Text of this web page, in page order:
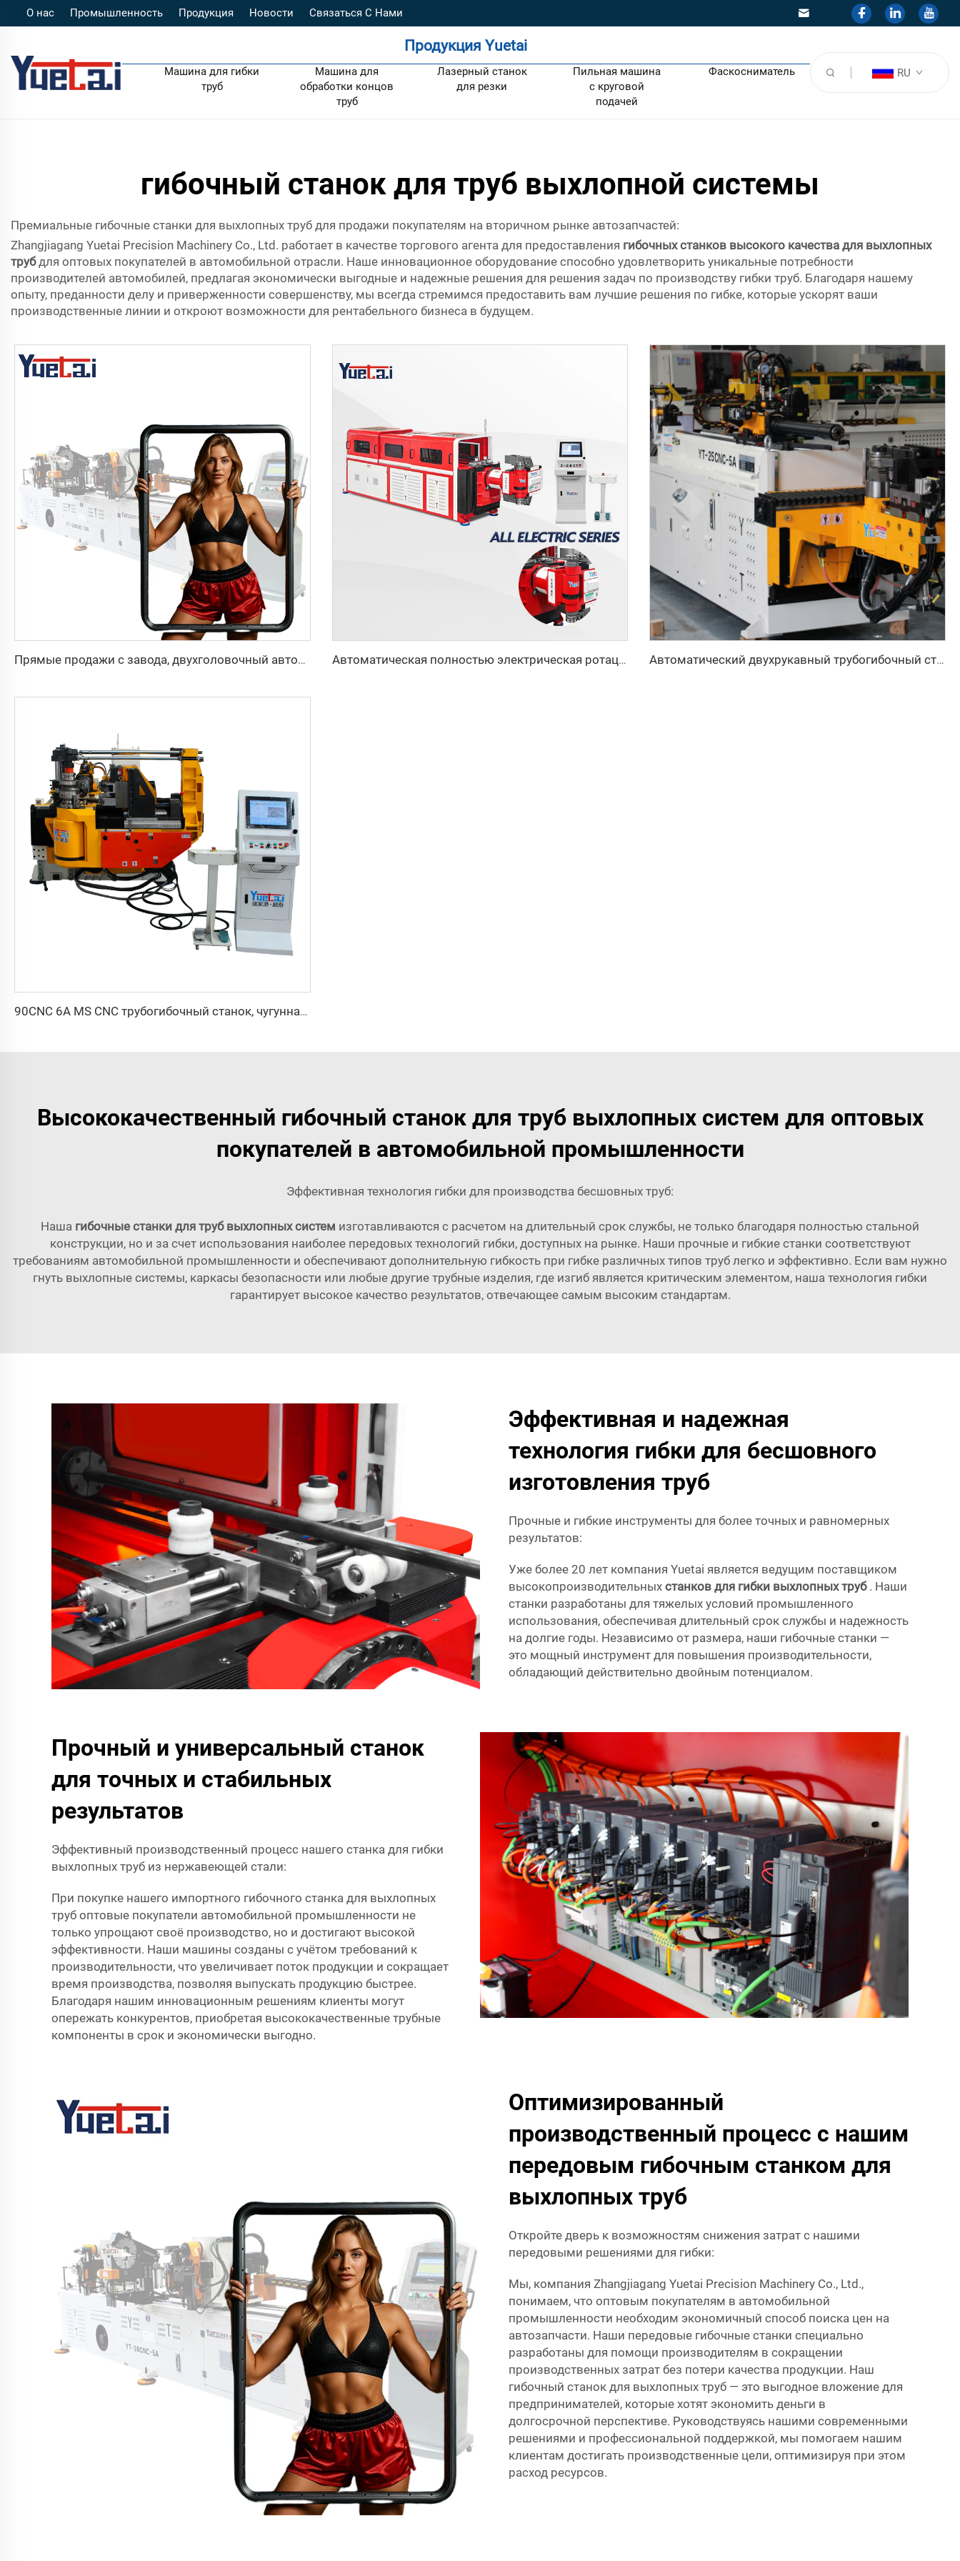
О нас Промышленность Продукция Новости Связаться С Нами
Продукция Yuetai
Машина для гибки
труб
Машина для
обработки концов
труб
Лазерный станок
для резки
Пильная машина
с круговой
подачей
Фаскосниматель RU
гибочный станок для труб выхлопной системы
Премиальные гибочные станки для выхлопных труб для продажи покупателям на вторичном рынке автозапчастей:
Zhangjiagang Yuetai Precision Machinery Co., Ltd. работает в качестве торгового агента для предоставления гибочных станков высокого качества для выхлопных
трубдля оптовых покупателей в автомобильной отрасли. Наше инновационное оборудование способно удовлетворить уникальные потребности
производителей автомобилей, предлагая экономически выгодные и надежные решения для решения задач по производству гибки труб. Благодаря нашему
опыту, преданности делу и приверженности совершенству, мы всегда стремимся предоставить вам лучшие решения по гибке, которые ускорят ваши
производственные линии и откроют возможности для рентабельного бизнеса в будущем.
Прямые продажи с завода, двухголовочный автоматический гидравлический трубогибочный станок с ЧПУ, станок для гибки труб из углеродистой стали Автоматическая полностью электрическая ротационная двусторонняя гибочная машина серии CNC для металлических стальных труб, трубогибочные станки Автоматический двухрукавный трубогибочный станок CNC одновременная двухсторонняя система формовки труб для выхлопных систем и перил
90CNC 6A MS CNC трубогибочный станок, чугунная квадратная трубогибочная машина с двигателем для алюминия и нержавеющей латунной трубы
Высококачественный гибочный станок для труб выхлопных систем для оптовых
покупателей в автомобильной промышленности
Эффективная технология гибки для производства бесшовных труб:
Наша гибочные станки для труб выхлопных систем изготавливаются с расчетом на длительный срок службы, не только благодаря полностью стальной
конструкции, но и за счет использования наиболее передовых технологий гибки, доступных на рынке. Наши прочные и гибкие станки соответствуют
требованиям автомобильной промышленности и обеспечивают дополнительную гибкость при гибке различных типов труб легко и эффективно. Если вам нужно
гнуть выхлопные системы, каркасы безопасности или любые другие трубные изделия, где изгиб является критическим элементом, наша технология гибки
гарантирует высокое качество результатов, отвечающее самым высоким стандартам.
Эффективная и надежная
технология гибки для бесшовного
изготовления труб
Прочные и гибкие инструменты для более точных и равномерных
результатов:
Уже более 20 лет компания Yuetai является ведущим поставщиком
высокопроизводительных станков для гибки выхлопных труб . Наши
станки разработаны для тяжелых условий промышленного
использования, обеспечивая длительный срок службы и надежность
на долгие годы. Независимо от размера, наши гибочные станки —
это мощный инструмент для повышения производительности,
обладающий действительно двойным потенциалом.
Прочный и универсальный станок
для точных и стабильных
результатов
Эффективный производственный процесс нашего станка для гибки
выхлопных труб из нержавеющей стали:
При покупке нашего импортного гибочного станка для выхлопных
труб оптовые покупатели автомобильной промышленности не
только упрощают своё производство, но и достигают высокой
эффективности. Наши машины созданы с учётом требований к
производительности, что увеличивает поток продукции и сокращает
время производства, позволяя выпускать продукцию быстрее.
Благодаря нашим инновационным решениям клиенты могут
опережать конкурентов, приобретая высококачественные трубные
компоненты в срок и экономически выгодно.
Оптимизированный
производственный процесс с нашим
передовым гибочным станком для
выхлопных труб
Откройте дверь к возможностям снижения затрат с нашими
передовыми решениями для гибки:
Мы, компания Zhangjiagang Yuetai Precision Machinery Co., Ltd.,
понимаем, что оптовым покупателям в автомобильной
промышленности необходим экономичный способ поиска цен на
автозапчасти. Наши передовые гибочные станки специально
разработаны для помощи производителям в сокращении
производственных затрат без потери качества продукции. Наш
гибочный станок для выхлопных труб — это выгодное вложение для
предпринимателей, которые хотят экономить деньги в
долгосрочной перспективе. Руководствуясь нашими современными
решениями и профессиональной поддержкой, мы помогаем нашим
клиентам достигать производственные цели, оптимизируя при этом
расход ресурсов.